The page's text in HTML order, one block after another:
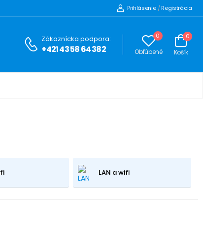
Prihlásenie /Registrácia
Zákaznícka podpora:
+421 43 58 64 382
0
Obľúbené
0
Košík
LAN a wifi